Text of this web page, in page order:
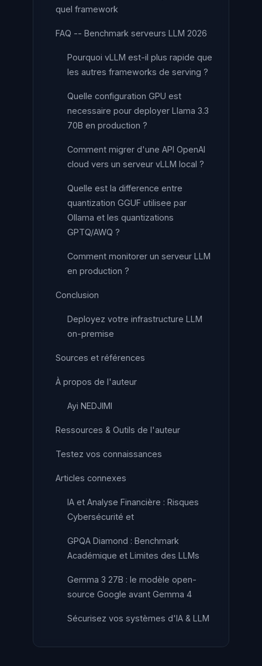
quel framework
FAQ -- Benchmark serveurs LLM 2026
Pourquoi vLLM est-il plus rapide que
les autres frameworks de serving ?
Quelle configuration GPU est
necessaire pour deployer Llama 3.3
70B en production ?
Comment migrer d'une API OpenAI
cloud vers un serveur vLLM local ?
Quelle est la difference entre
quantization GGUF utilisee par
Ollama et les quantizations
GPTQ/AWQ ?
Comment monitorer un serveur LLM
en production ?
Conclusion
Deployez votre infrastructure LLM
on-premise
Sources et références
À propos de l'auteur
Ayi NEDJIMI
Ressources & Outils de l'auteur
Testez vos connaissances
Articles connexes
IA et Analyse Financière : Risques
Cybersécurité et
GPQA Diamond : Benchmark
Académique et Limites des LLMs
Gemma 3 27B : le modèle open-
source Google avant Gemma 4
Sécurisez vos systèmes d'IA & LLM